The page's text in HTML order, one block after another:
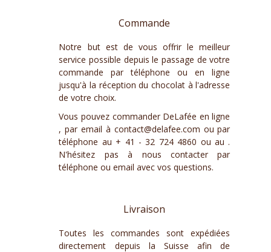
Commande
Notre but est de vous offrir le meilleur
service possible depuis le passage de votre
commande par téléphone ou en ligne
jusqu'à la réception du chocolat à l'adresse
de votre choix.
Vous pouvez commander DeLafée en ligne
, par email à contact@delafee.com ou par
téléphone au + 41 - 32 724 4860 ou au .
N'hésitez pas à nous contacter par
téléphone ou email avec vos questions.
Livraison
Toutes les commandes sont expédiées
directement depuis la Suisse afin de